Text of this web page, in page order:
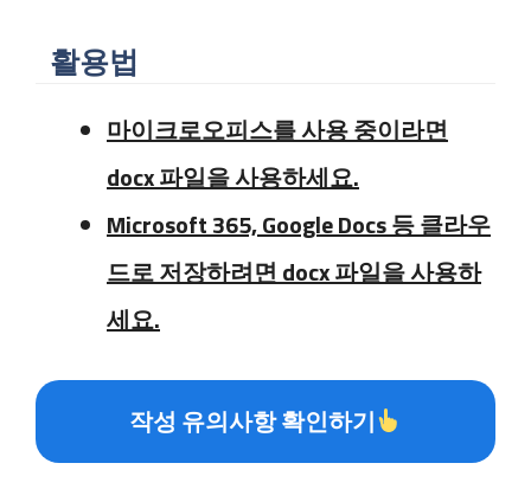
활용법
마이크로오피스를 사용 중이라면
docx 파일을 사용하세요.
Microsoft 365, Google Docs 등 클라우
드로 저장하려면 docx 파일을 사용하
세요.
작성 유의사항 확인하기